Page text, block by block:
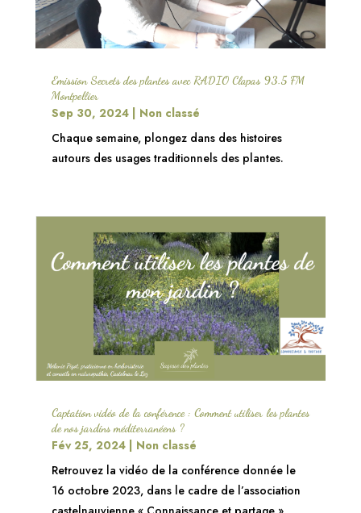
Emission Secrets des plantes avec RADIO Clapas 93.5 FM
Montpellier
Sep 30, 2024| Non classé
Chaque semaine, plongez dans des histoires
autours des usages traditionnels des plantes.
Captation vidéo de la conférence : Comment utiliser les plantes
de nos jardins méditerranéens ?
Fév 25, 2024| Non classé
Retrouvez la vidéo de la conférence donnée le
16 octobre 2023, dans le cadre de l’association